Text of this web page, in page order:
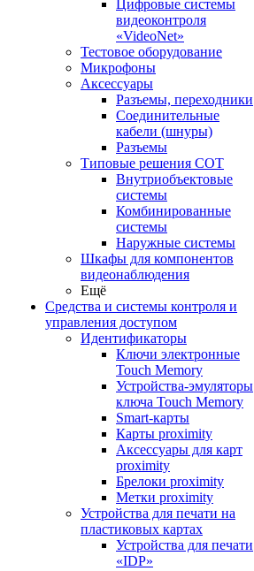
Цифровые системы
видеоконтроля
«VideoNet»
Тестовое оборудование
Микрофоны
Аксессуары
Разъемы, переходники
Соединительные
кабели (шнуры)
Разъемы
Типовые решения СОТ
Внутриобъектовые
системы
Комбинированные
системы
Наружные системы
Шкафы для компонентов
видеонаблюдения
Ещё
Средства и системы контроля и
управления доступом
Идентификаторы
Ключи электронные
Touch Memory
Устройства-эмуляторы
ключа Touch Memory
Smart-карты
Карты proximity
Аксессуары для карт
proximitу
Брелоки proximity
Метки proximity
Устройства для печати на
пластиковых картах
Устройства для печати
«IDP»